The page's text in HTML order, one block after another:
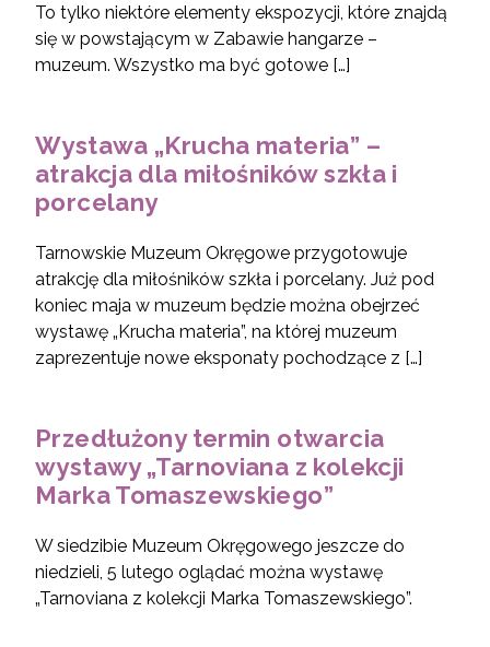
To tylko niektóre elementy ekspozycji, które znajdą
się w powstającym w Zabawie hangarze –
muzeum. Wszystko ma być gotowe […]
Wystawa „Krucha materia” –
atrakcja dla miłośników szkła i
porcelany
Tarnowskie Muzeum Okręgowe przygotowuje
atrakcję dla miłośników szkła i porcelany. Już pod
koniec maja w muzeum będzie można obejrzeć
wystawę „Krucha materia”, na której muzeum
zaprezentuje nowe eksponaty pochodzące z […]
Przedłużony termin otwarcia
wystawy „Tarnoviana z kolekcji
Marka Tomaszewskiego”
W siedzibie Muzeum Okręgowego jeszcze do
niedzieli, 5 lutego oglądać można wystawę
„Tarnoviana z kolekcji Marka Tomaszewskiego”.